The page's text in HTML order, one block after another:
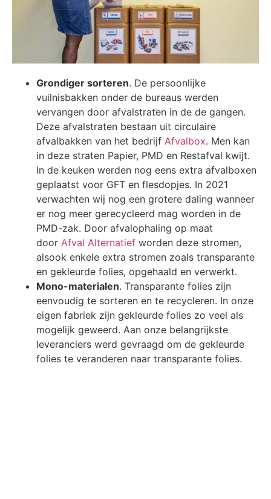
Grondiger sorteren. De persoonlijke
vuilnisbakken onder de bureaus werden
vervangen door afvalstraten in de de gangen.
Deze afvalstraten bestaan uit circulaire
afvalbakken van het bedrijf Afvalbox. Men kan
in deze straten Papier, PMD en Restafval kwijt.
In de keuken werden nog eens extra afvalboxen
geplaatst voor GFT en flesdopjes. In 2021
verwachten wij nog een grotere daling wanneer
er nog meer gerecycleerd mag worden in de
PMD-zak. Door afvalophaling op maat
door Afval Alternatief worden deze stromen,
alsook enkele extra stromen zoals transparante
en gekleurde folies, opgehaald en verwerkt.
Mono-materialen. Transparante folies zijn
eenvoudig te sorteren en te recycleren. In onze
eigen fabriek zijn gekleurde folies zo veel als
mogelijk geweerd. Aan onze belangrijkste
leveranciers werd gevraagd om de gekleurde
folies te veranderen naar transparante folies.